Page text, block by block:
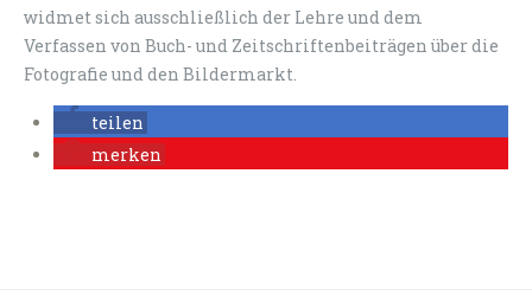
widmet sich ausschließlich der Lehre und dem
Verfassen von Buch- und Zeitschriftenbeiträgen über die
Fotografie und den Bildermarkt.
teilen
merken